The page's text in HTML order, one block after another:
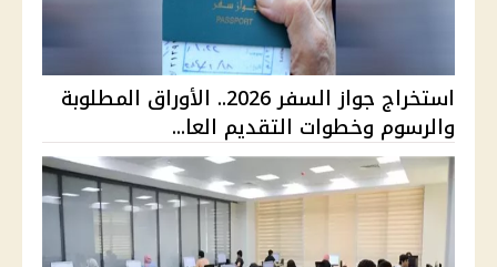
استخراج جواز السفر 2026.. الأوراق المطلوبة
والرسوم وخطوات التقديم العا...